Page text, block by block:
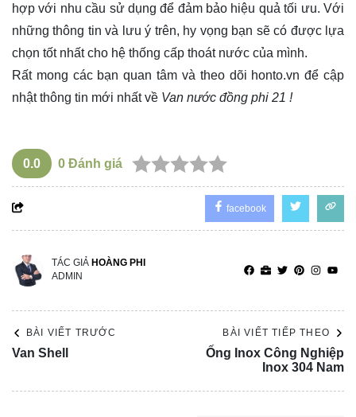
hợp với nhu cầu sử dụng để đảm bảo hiệu quả tối ưu. Với
những thông tin và lưu ý trên, hy vọng bạn sẽ có được lựa
chọn tốt nhất cho hệ thống cấp thoát nước của mình.
Rất mong các bạn quan tâm và theo dõi honto.vn để cập
nhật thông tin mới nhất về Van nước đồng phi 21 !
0.0 0 Đánh giá
facebook
TÁC GIẢ HOÀNG PHI
ADMIN
BÀI VIẾT TRƯỚC
Van Shell
BÀI VIẾT TIẾP THEO
Ống Inox Công Nghiệp
Inox 304 Nam